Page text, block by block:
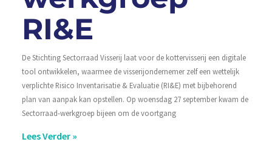
RI&E
De Stichting Sectorraad Visserij laat voor de kottervisserij een digitale
tool ontwikkelen, waarmee de visserijondernemer zelf een wettelijk
verplichte Risico Inventarisatie & Evaluatie (RI&E) met bijbehorend
plan van aanpak kan opstellen. Op woensdag 27 september kwam de
Sectorraad-werkgroep bijeen om de voortgang
Lees Verder »